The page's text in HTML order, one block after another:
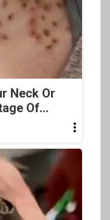
Neck Or
Of...